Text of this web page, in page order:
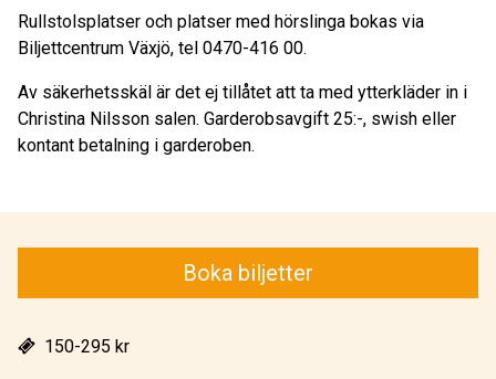
Boka biljetter
150-295 kr
Rullstolsplatser och platser med hörslinga bokas via
Biljettcentrum Växjö, tel 0470-416 00.
Av säkerhetsskäl är det ej tillåtet att ta med ytterkläder in i
Christina Nilsson salen. Garderobsavgift 25:-, swish eller
kontant betalning i garderoben.